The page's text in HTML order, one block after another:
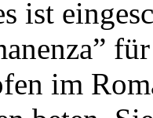
ist
im